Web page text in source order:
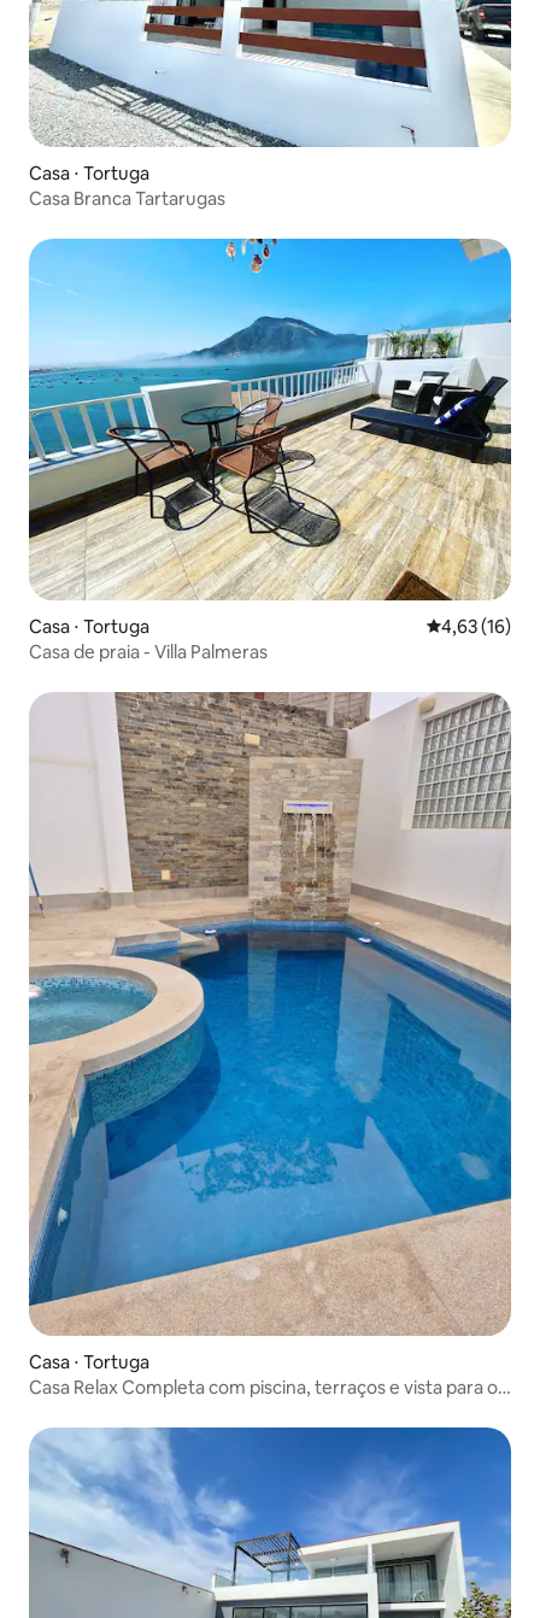
Casa ⋅ Tortuga
Casa Branca Tartarugas
Casa ⋅ Tortuga 4,63 de uma
4,63 (16)
Casa de praia - Villa Palmeras
Casa ⋅ Tortuga
Casa Relax Completa com piscina, terraços e vista para o